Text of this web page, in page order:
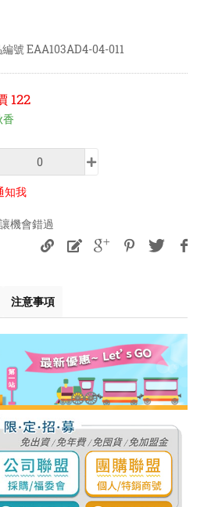
編號EAA103AD4-04-011
122
香
知我
機會錯過
注意事項